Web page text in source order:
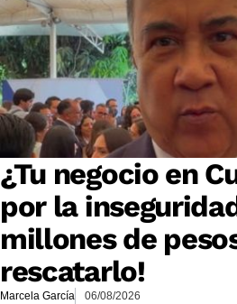
¿Tu negocio en
por la
millones de
rescatarlo!
Marcela García 06/08/2026